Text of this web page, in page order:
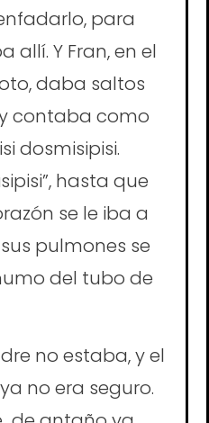
para
allí. Y Fran, en el
daba saltos
contaba como
dosmisipisi.
hasta que
se le iba a
pulmones se
del tubo de
no estaba, y el
no era seguro.